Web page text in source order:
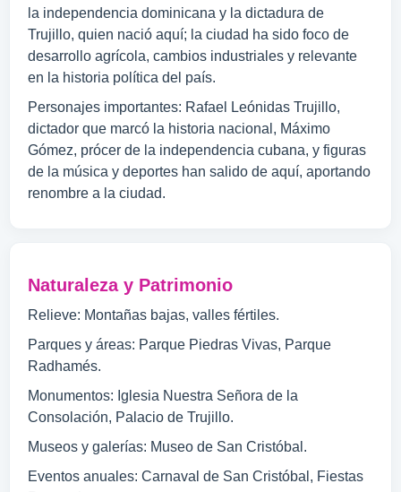
la independencia dominicana y la dictadura de
Trujillo, quien nació aquí; la ciudad ha sido foco de
desarrollo agrícola, cambios industriales y relevante
en la historia política del país.
Personajes importantes: Rafael Leónidas Trujillo,
dictador que marcó la historia nacional, Máximo
Gómez, prócer de la independencia cubana, y figuras
de la música y deportes han salido de aquí, aportando
renombre a la ciudad.
Naturaleza y Patrimonio
Relieve: Montañas bajas, valles fértiles.
Parques y áreas: Parque Piedras Vivas, Parque
Radhamés.
Monumentos: Iglesia Nuestra Señora de la
Consolación, Palacio de Trujillo.
Museos y galerías: Museo de San Cristóbal.
Eventos anuales: Carnaval de San Cristóbal, Fiestas